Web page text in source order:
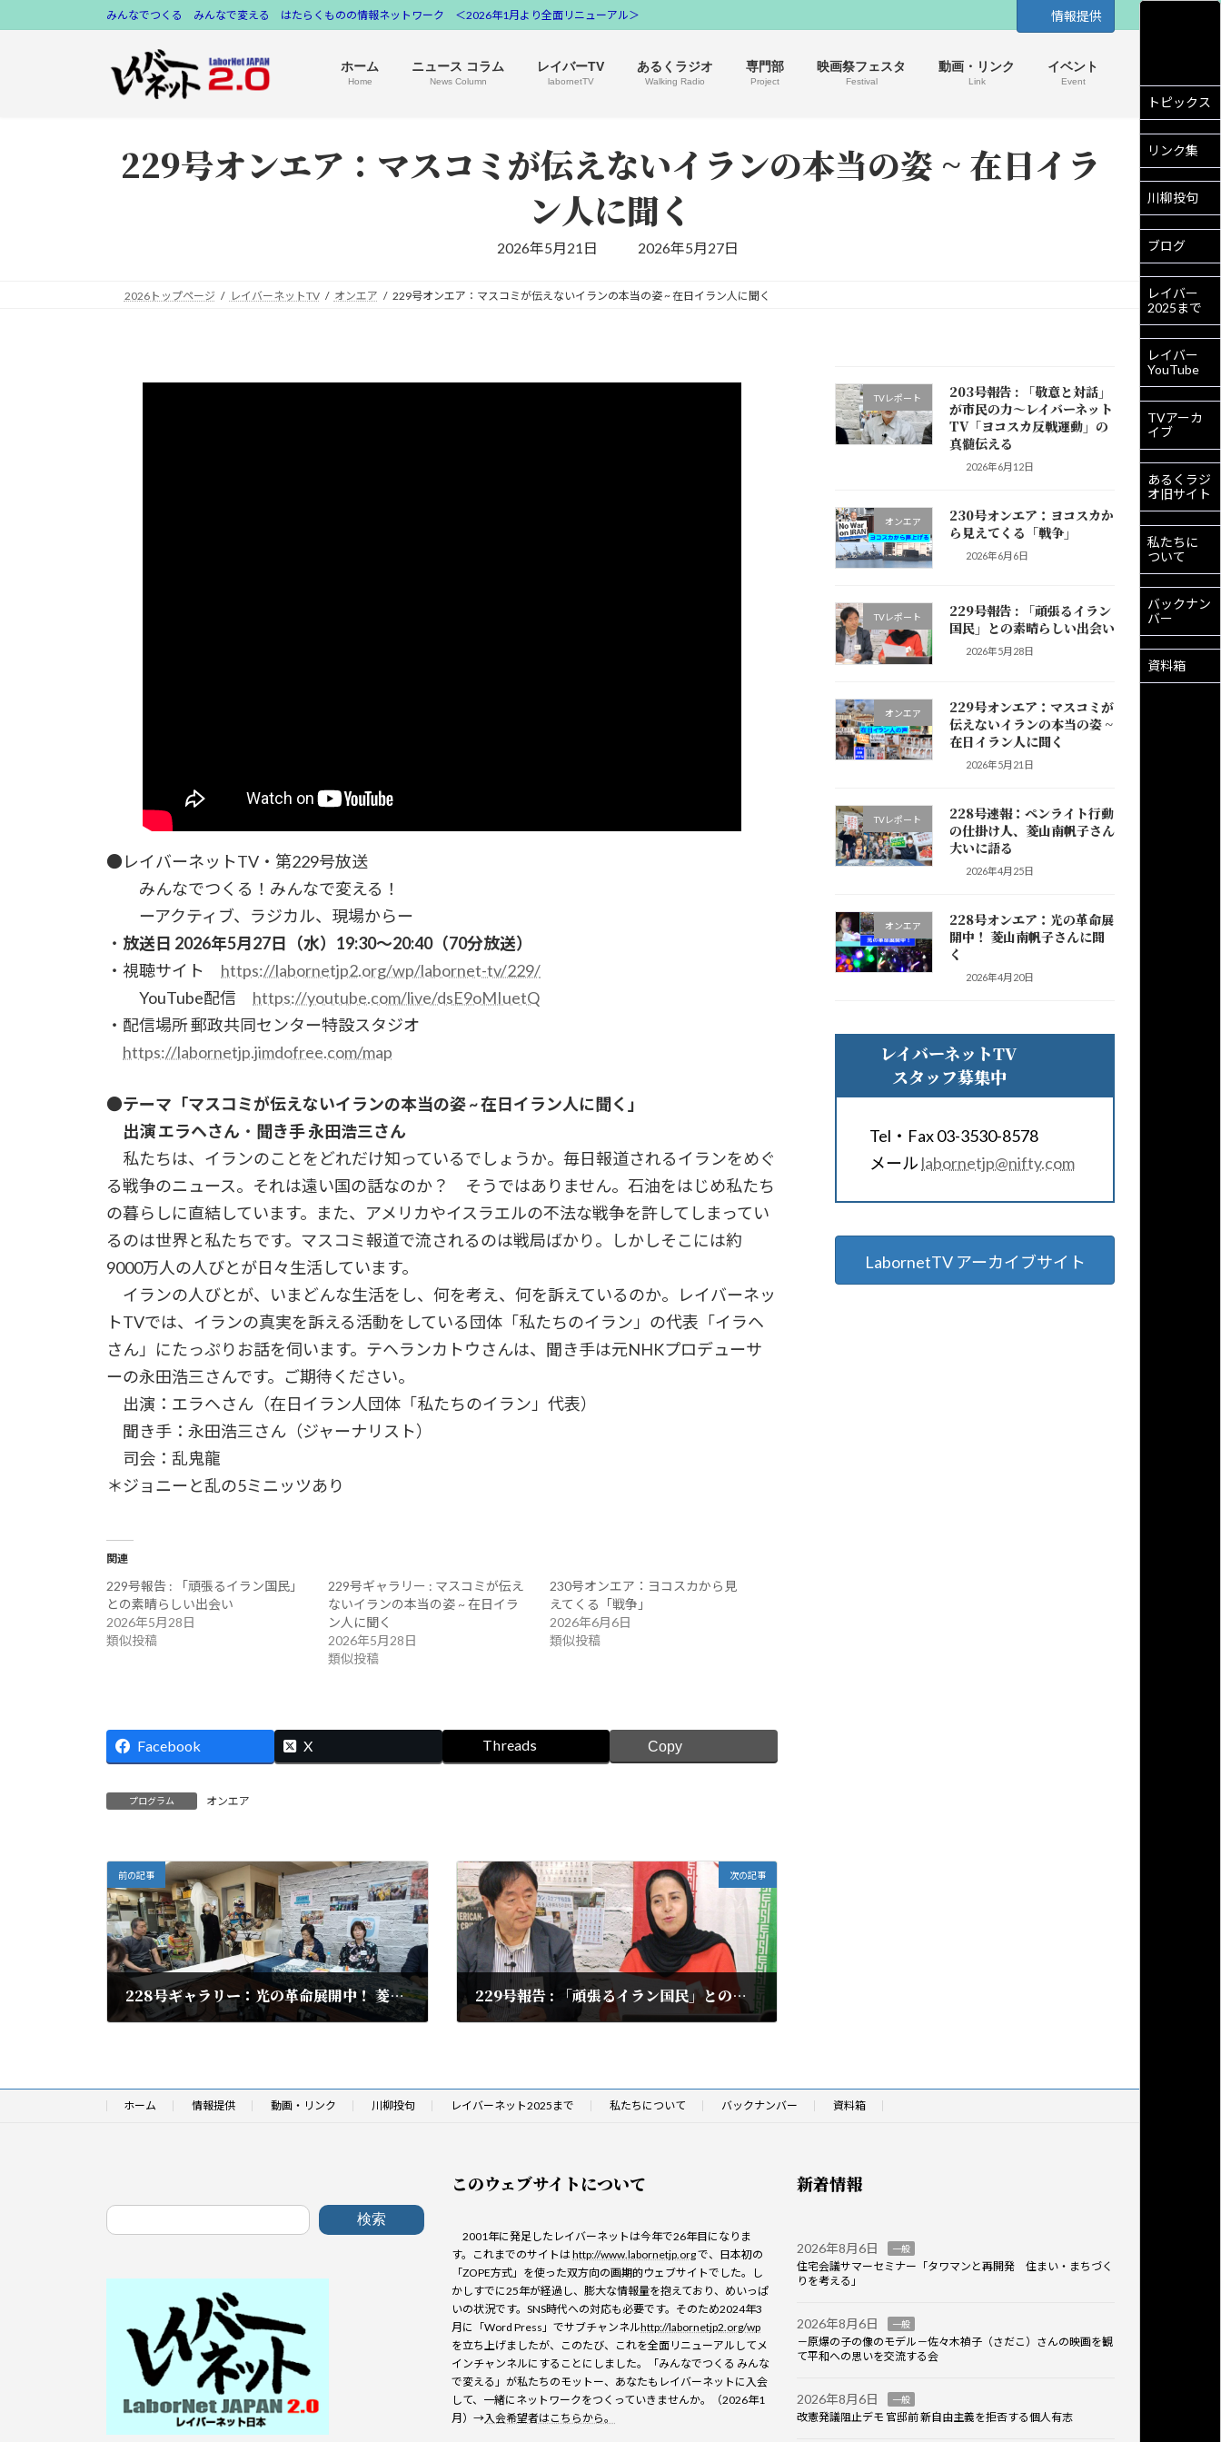
ン
ビ
みんなでつくる みんなで変える はたらくものの情報ネットワーク ＜2026年1月より全面リニューアル＞ 情報提供
ホーム
Home
ニュース コラム
News Column
レイバーTV
labornetTV
あるくラジオ
Walking Radio
専門部
Project
映画祭フェスタ
Festival
動画・リンク
Link
イベント
Event
229号オンエア：マスコミが伝えないイランの本当の姿 ~ 在日イラ
ン人に聞く
2026年5月21日
最
新
日
2026年5月27日
2026トップページ レイバーネットTV オンエア 229号オンエア：マスコミが伝えないイランの本当の姿 ~ 在日イラン人に聞く
●レイバーネットTV・第229号放送
みんなでつくる！みんなで変える！
ーアクティブ、ラジカル、現場からー
・ 放送日 2026年5月27日（水）19:30～20:40（70分放送）
・視聴サイト https://labornetjp2.org/wp/labornet-tv/229/
YouTube配信 https://youtube.com/live/dsE9oMIuetQ
・配信場所 郵政共同センター特設スタジオ
https://labornetjp.jimdofree.com/map
●テーマ「マスコミが伝えないイランの本当の姿 ~ 在日イラン人に聞く」
出演 エラヘさん ・ 聞き手 永田浩三さん
私たちは、イランのことをどれだけ知っているでしょうか。毎日報道されるイランをめぐ
る戦争のニュース。それは遠い国の話なのか？ そうではありません。石油をはじめ私たち
の暮らしに直結しています。また、アメリカやイスラエルの不法な戦争を許してしまってい
るのは世界と私たちです。マスコミ報道で流されるのは戦局ばかり。しかしそこには約
9000万人の人びとが日々生活しています。
イランの人びとが、いまどんな生活をし、何を考え、何を訴えているのか。レイバーネッ
トTVでは、イランの真実を訴える活動をしている団体「私たちのイラン」の代表「イラヘ
さん」にたっぷりお話を伺います。テヘランカトウさんは、聞き手は元NHKプロデューサ
ーの永田浩三さんです。ご期待ください。
出演：エラヘさん（在日イラン人団体「私たちのイラン」代表）
聞き手：永田浩三さん（ジャーナリスト）
司会：乱鬼龍
＊ジョニーと乱の5ミニッツあり
関連
229号報告 : 「頑張るイラン国民」
との素晴らしい出会い
2026年5月28日
類似投稿
229号ギャラリー : マスコミが伝え
ないイランの本当の姿 ~ 在日イラ
ン人に聞く
2026年5月28日
類似投稿
230号オンエア：ヨコスカから見
えてくる「戦争」
2026年6月6日
類似投稿
Facebook X Threads Copy
プログラム オンエア
前の記事
228号ギャラリー：光の革命展開中！ 菱山南帆子さんに聞く
次の記事
229号報告 : 「頑張るイラン国民」との素晴らしい出会い
TVレポート
203号報告 : 「敬意と対話」
が市民の力〜レイバーネット
TV「ヨコスカ反戦運動」の
真髄伝える
2026年6月12日
オンエア
230号オンエア：ヨコスカか
ら見えてくる「戦争」
2026年6月6日
TVレポート
229号報告 : 「頑張るイラン
国民」との素晴らしい出会い
2026年5月28日
オンエア
229号オンエア：マスコミが
伝えないイランの本当の姿 ~
在日イラン人に聞く
2026年5月21日
TVレポート
228号速報：ペンライト行動
の仕掛け人、菱山南帆子さん
大いに語る
2026年4月25日
オンエア
228号オンエア：光の革命展
開中！ 菱山南帆子さんに聞
く
2026年4月20日
レイバーネットTV
スタッフ募集中
Tel・Fax 03-3530-8578
メール labornetjp@nifty.com
LabornetTV アーカイブサイト
トピックス
リンク集
川柳投句
ブログ
レイバー
2025まで
レイバー
YouTube
TVアーカ
イブ
あるくラジ
オ旧サイト
私たちに
ついて
バックナン
バー
資料箱
ホーム 情報提供 動画・リンク 川柳投句 レイバーネット2025まで 私たちについて バックナンバー 資料箱
検索
このウェブサイトについて
2001年に発足したレイバーネットは今年で26年目になりま
す。これまでのサイトはhttp://www.labornetjp.orgで、日本初の
「ZOPE方式」を使った双方向の画期的ウェブサイトでした。し
かしすでに25年が経過し、膨大な情報量を抱えており、めいっぱ
いの状況です。SNS時代への対応も必要です。そのため2024年3
月に「Word Press」でサブチャンネルhttp://labornetjp2.org/wp
を立ち上げましたが、このたび、これを全面リニューアルしてメ
インチャンネルにすることにしました。「みんなでつくる みんな
で変える」が私たちのモットー、あなたもレイバーネットに入会
して、一緒にネットワークをつくっていきませんか。（2026年1
月）→入会希望者はこちらから。
新着情報
2026年8月6日 一般
住宅会議サマーセミナー「タワマンと再開発 住まい・まちづく
りを考える」
2026年8月6日 一般
－原爆の子の像のモデル－佐々木禎子（さだこ）さんの映画を観
て平和への思いを交流する会
2026年8月6日 一般
改憲発議阻止デモ 官邸前 新自由主義を拒否する個人有志